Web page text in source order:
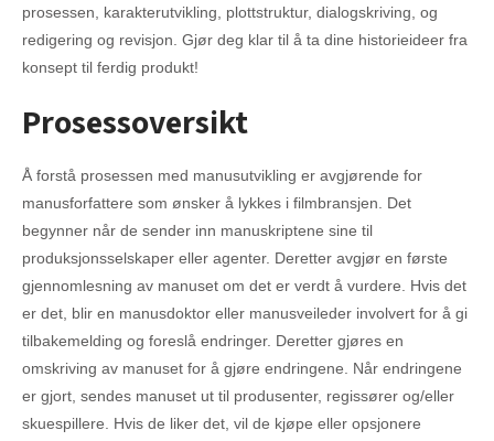
prosessen, karakterutvikling, plottstruktur, dialogskriving, og
redigering og revisjon. Gjør deg klar til å ta dine historieideer fra
konsept til ferdig produkt!
Prosessoversikt
Å forstå prosessen med manusutvikling er avgjørende for
manusforfattere som ønsker å lykkes i filmbransjen. Det
begynner når de sender inn manuskriptene sine til
produksjonsselskaper eller agenter. Deretter avgjør en første
gjennomlesning av manuset om det er verdt å vurdere. Hvis det
er det, blir en manusdoktor eller manusveileder involvert for å gi
tilbakemelding og foreslå endringer. Deretter gjøres en
omskriving av manuset for å gjøre endringene. Når endringene
er gjort, sendes manuset ut til produsenter, regissører og/eller
skuespillere. Hvis de liker det, vil de kjøpe eller opsjonere